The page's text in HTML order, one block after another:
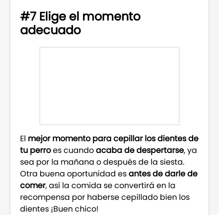
#7 Elige el momento
adecuado
El mejor momento para cepillar los dientes de
tu perroes cuandoacaba de despertarse, ya
sea por la mañana o después de la siesta.
Otra buena oportunidad esantes de darle de
comer, así la comida se convertirá en la
recompensa por haberse cepillado bien los
dientes ¡Buen chico!